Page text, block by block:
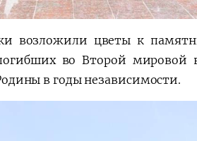
возложили цветы к
во Второй мировой
в годы независимости.